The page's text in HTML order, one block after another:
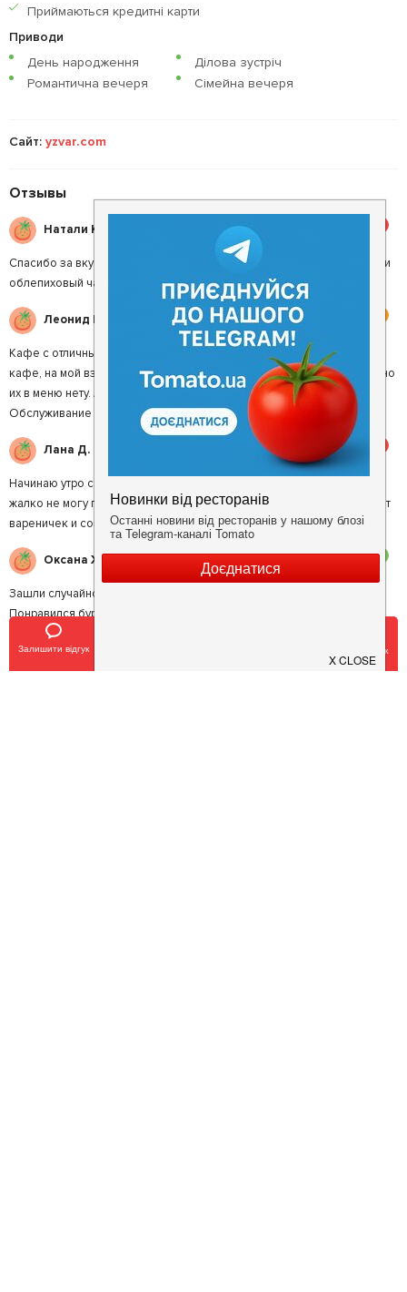
Залишити відгук Забронировать столик
Приймаються кредитнi карти
Приводи
День народження
Ділова зустріч
Романтична вечеря
Сімейна вечеря
Сайт: yzvar.com
Отзывы
Натали К.
Спасибо за вкусную еду. Особенно понравились тыквенные блюда и
облепиховый чай. Комплимент зачетный.
Леонид К.
Кафе с отличным украинским интерьером, но как гамбуреры в этом
кафе, на мой взгляд, не уместны. Вообще я зашёл поесть дерунов, но
их в меню нету. А в общем кафе неплохое и кухня на уровне.
Обслуживание прекрасное.
Лана Д.
Начинаю утро с хорошего завтрака. Это вареники с вишнней. Эх,
жалко не могу позволить себе кушать руками... вилочка прокалывает
вареничек и сок вытекает... Вкусно
Оксана Ж. 3
Зашли случайно. Заведение маленькое, уютное. Еда - без изысков.
Понравился бургер из ржаной булочки. Очень нежное, сочное мясо
индейки. Хороший грибной суп-пюре. Тихо. Есть столик на улице
Стас Л. 5